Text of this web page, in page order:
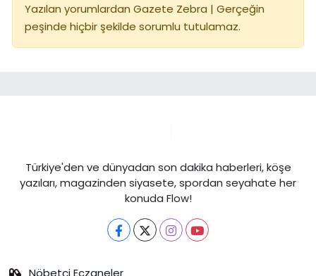
Yazılan yorumlardan Gazete Zebra | Gerçeğin
peşinde hiçbir şekilde sorumlu tutulamaz.
Türkiye'den ve dünyadan son dakika haberleri, köşe
yazıları, magazinden siyasete, spordan seyahate her
konuda Flow!
Nöbetçi Eczaneler